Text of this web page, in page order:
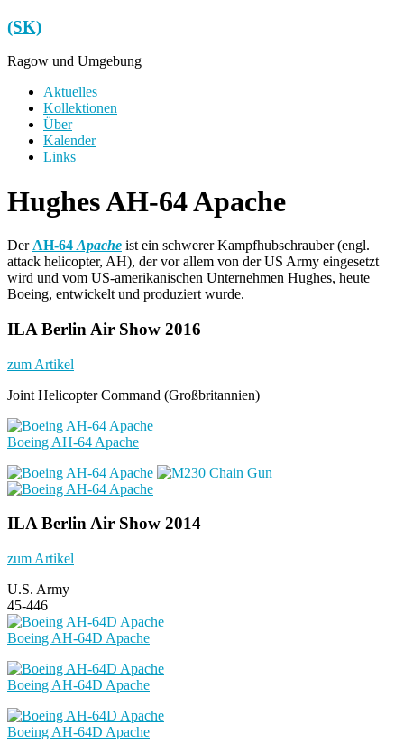
Zum
Inhalt
springen
(SK)
Ragow und Umgebung
Menü
Aktuelles
Kollektionen
Über
Kalender
Links
Hughes AH-64 Apache
Der AH-64 Apache ist ein schwerer Kampfhubschrauber (engl.
attack helicopter, AH), der vor allem von der US Army eingesetzt
wird und vom US-amerikanischen Unternehmen Hughes, heute
Boeing, entwickelt und produziert wurde.
ILA Berlin Air Show 2016
zum Artikel
Joint Helicopter Command (Großbritannien)
Boeing AH-64 Apache
ILA Berlin Air Show 2014
zum Artikel
U.S. Army
45-446
Boeing AH-64D Apache
Boeing AH-64D Apache
Boeing AH-64D Apache